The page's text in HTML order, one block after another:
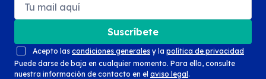
Suscríbete
Acepto las condiciones generales y la política de privacidad
Puede darse de baja en cualquier momento. Para ello, consulte
nuestra información de contacto en el aviso legal .